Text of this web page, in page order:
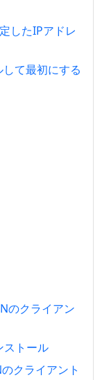
したIPアドレ
て最初にする
のクライアン
トール
クライアント